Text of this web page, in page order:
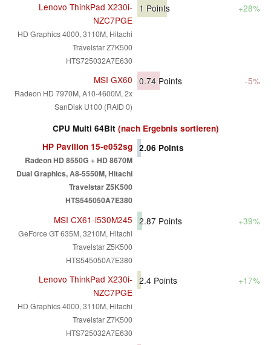
Lenovo ThinkPad X230i-
NZC7PGE
HD Graphics 4000, 3110M, Hitachi
Travelstar Z7K500
HTS725032A7E630
1 Points +28%
MSI GX60
Radeon HD 7970M, A10-4600M, 2x
SanDisk U100 (RAID 0)
0.74 Points -5%
CPU Multi 64Bit (nach Ergebnis sortieren)
HP Pavilion 15-e052sg
Radeon HD 8550G + HD 8670M
Dual Graphics, A8-5550M, Hitachi
Travelstar Z5K500
HTS545050A7E380
2.06 Points
MSI CX61-i530M245
GeForce GT 635M, 3210M, Hitachi
Travelstar Z5K500
HTS545050A7E380
2.87 Points +39%
Lenovo ThinkPad X230i-
NZC7PGE
HD Graphics 4000, 3110M, Hitachi
Travelstar Z7K500
HTS725032A7E630
2.4 Points +17%